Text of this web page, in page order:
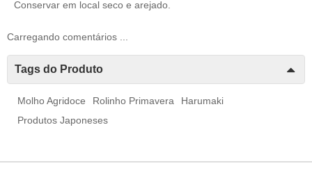
Conservar em local seco e arejado.
Carregando comentários ...
Tags do Produto
Molho Agridoce Rolinho Primavera
Harumaki
Produtos Japoneses